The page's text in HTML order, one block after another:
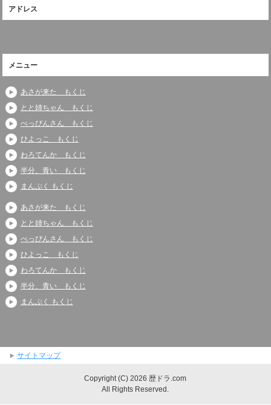
アドレス
メニュー
あさが来た もくじ
とと姉ちゃん もくじ
べっぴんさん もくじ
ひよっこ もくじ
わろてんか もくじ
半分、青い もくじ
まんぷく もくじ
あさが来た もくじ
とと姉ちゃん もくじ
べっぴんさん もくじ
ひよっこ もくじ
わろてんか もくじ
半分、青い もくじ
まんぷく もくじ
サイトマップ
Copyright (C) 2026 歴ドラ.com
All Rights Reserved.